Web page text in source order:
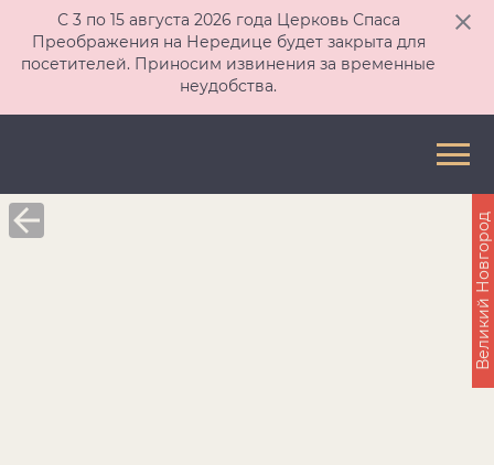
С 3 по 15 августа 2026 года Церковь Спаса
Преображения на Нередице будет закрыта для
посетителей. Приносим извинения за временные
неудобства.
Великий Новгород